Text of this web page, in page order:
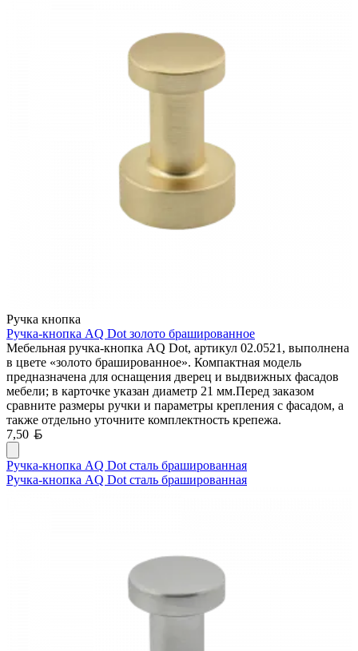
Ручка кнопка
Ручка-кнопка AQ Dot золото брашированное
Мебельная ручка-кнопка AQ Dot, артикул 02.0521, выполнена
в цвете «золото брашированное». Компактная модель
предназначена для оснащения дверец и выдвижных фасадов
мебели; в карточке указан диаметр 21 мм.Перед заказом
сравните размеры ручки и параметры крепления с фасадом, а
также отдельно уточните комплектность крепежа.
7,50
Ручка-кнопка AQ Dot сталь брашированная
Ручка-кнопка AQ Dot сталь брашированная